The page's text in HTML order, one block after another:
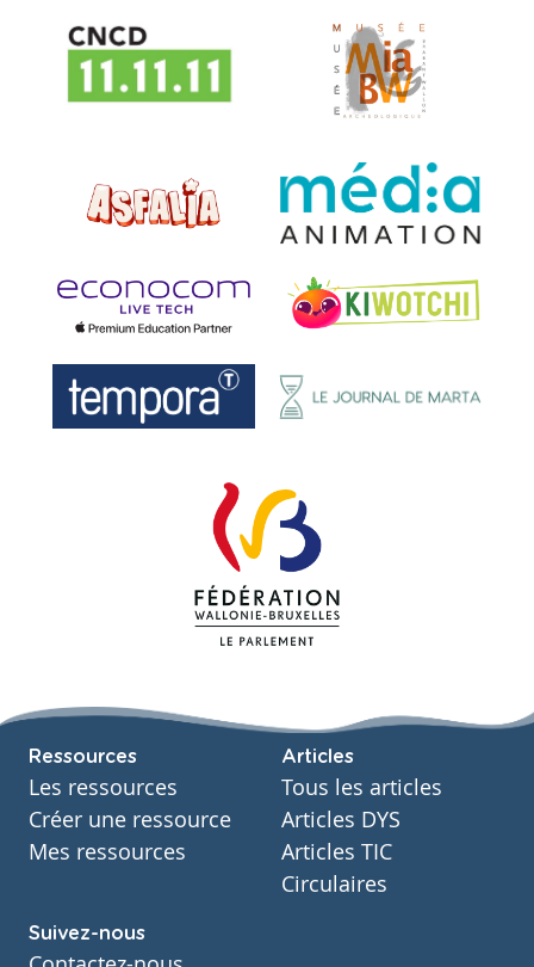
Ressources
Les ressources
Créer une ressource
Mes ressources
Articles
Tous les articles
Articles DYS
Articles TIC
Circulaires
Suivez-nous